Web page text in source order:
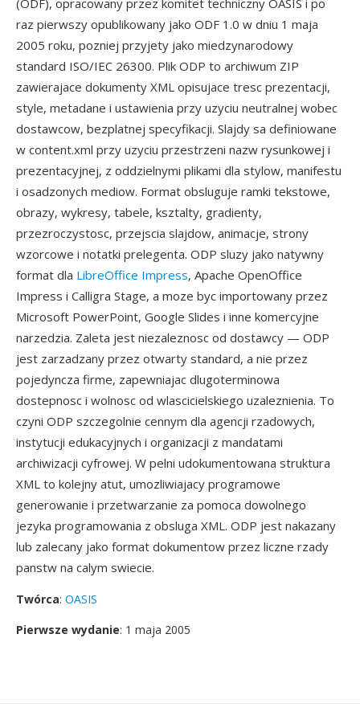
(ODF), opracowany przez komitet techniczny OASIS i po
raz pierwszy opublikowany jako ODF 1.0 w dniu 1 maja
2005 roku, pozniej przyjety jako miedzynarodowy
standard ISO/IEC 26300. Plik ODP to archiwum ZIP
zawierajace dokumenty XML opisujace tresc prezentacji,
style, metadane i ustawienia przy uzyciu neutralnej wobec
dostawcow, bezplatnej specyfikacji. Slajdy sa definiowane
w content.xml przy uzyciu przestrzeni nazw rysunkowej i
prezentacyjnej, z oddzielnymi plikami dla stylow, manifestu
i osadzonych mediow. Format obsluguje ramki tekstowe,
obrazy, wykresy, tabele, ksztalty, gradienty,
przezroczystosc, przejscia slajdow, animacje, strony
wzorcowe i notatki prelegenta. ODP sluzy jako natywny
format dla LibreOffice Impress, Apache OpenOffice
Impress i Calligra Stage, a moze byc importowany przez
Microsoft PowerPoint, Google Slides i inne komercyjne
narzedzia. Zaleta jest niezaleznosc od dostawcy — ODP
jest zarzadzany przez otwarty standard, a nie przez
pojedyncza firme, zapewniajac dlugoterminowa
dostepnosc i wolnosc od wlascicielskiego uzaleznienia. To
czyni ODP szczegolnie cennym dla agencji rzadowych,
instytucji edukacyjnych i organizacji z mandatami
archiwizacji cyfrowej. W pelni udokumentowana struktura
XML to kolejny atut, umozliwiajacy programowe
generowanie i przetwarzanie za pomoca dowolnego
jezyka programowania z obsluga XML. ODP jest nakazany
lub zalecany jako format dokumentow przez liczne rzady
panstw na calym swiecie.
Twórca: OASIS
Pierwsze wydanie: 1 maja 2005